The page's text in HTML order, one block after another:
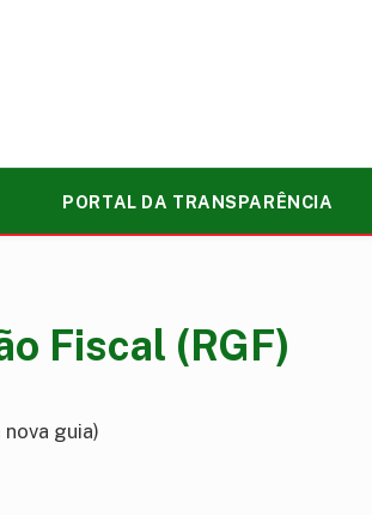
PORTAL DA TRANSPARÊNCIA
Fiscal (RGF)
nova guia)